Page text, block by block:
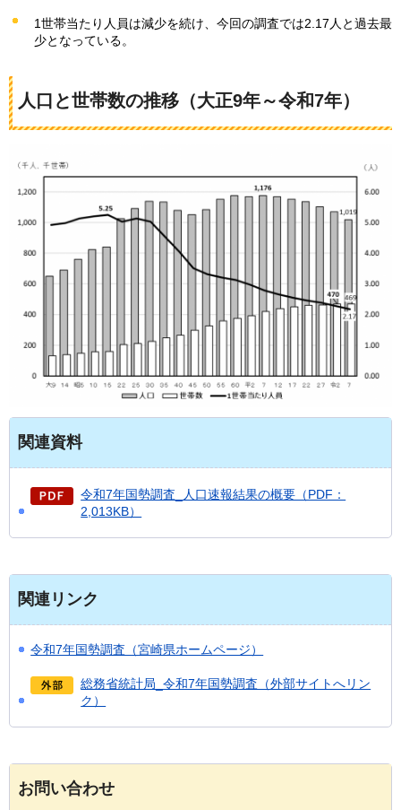
1世帯当たり人員は減少を続け、今回の調査では2.17人と過去最
少となっている。
人口と世帯数の推移（大正9年～令和7年）
関連資料
令和7年国勢調査_人口速報結果の概要（PDF：
2,013KB）
関連リンク
令和7年国勢調査（宮崎県ホームページ）
総務省統計局_令和7年国勢調査（外部サイトへリン
ク）
お問い合わせ